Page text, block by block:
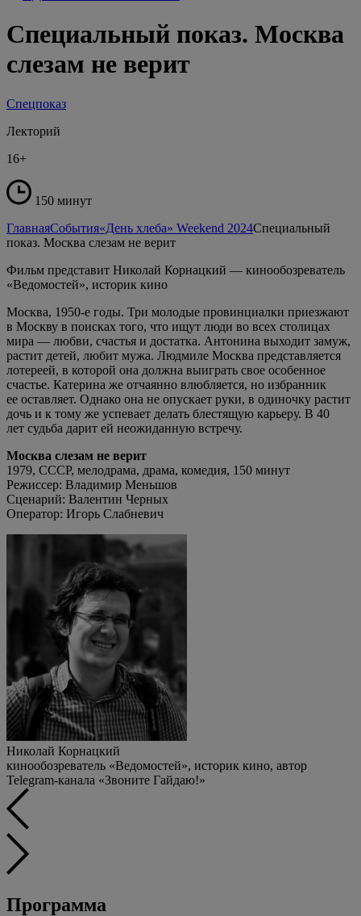
Специальный показ. Москва
слезам не верит
Спецпоказ
Лекторий
16+
150 минут
ГлавнаяСобытия«День хлеба» Weekend 2024Специальный
показ. Москва слезам не верит
Фильм представит Николай Корнацкий — кинообозреватель
«Ведомостей», историк кино
Москва, 1950-е годы. Три молодые провинциалки приезжают
в Москву в поисках того, что ищут люди во всех столицах
мира — любви, счастья и достатка. Антонина выходит замуж,
растит детей, любит мужа. Людмиле Москва представляется
лотереей, в которой она должна выиграть свое особенное
счастье. Катерина же отчаянно влюбляется, но избранник
ее оставляет. Однако она не опускает руки, в одиночку растит
дочь и к тому же успевает делать блестящую карьеру. В 40
лет судьба дарит ей неожиданную встречу.
Москва слезам не верит
1979, СССР, мелодрама, драма, комедия, 150 минут
Режиссер: Владимир Меньшов
Сценарий: Валентин Черных
Оператор: Игорь Слабневич
Николай Корнацкий
кинообозреватель «Ведомостей», историк кино, автор
Telegram-канала «Звоните Гайдаю!»
Программа